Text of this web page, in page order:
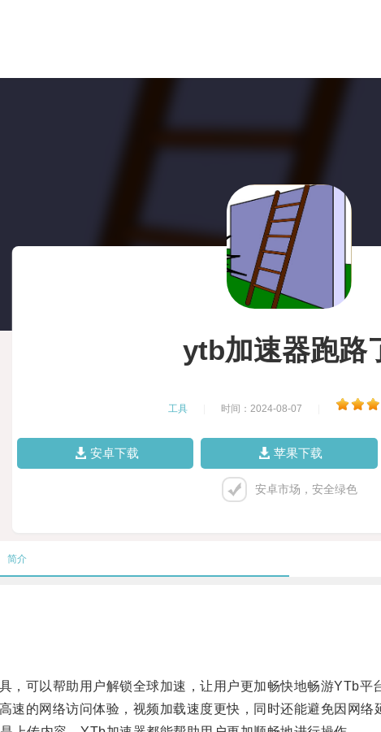
ytb加速器跑路
工具 时间：2024-08-07
安卓下载 苹果下载
安卓市场，安全绿色
简介
可以帮助用户解锁全球加速，让用户更加畅快地畅游YTb平
的网络访问体验，视频加载速度更快，同时还能避免因网络